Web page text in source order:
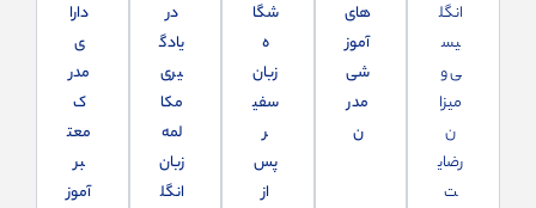
انگل
یس
ی و
میزا
ن
رضای
ت
های
آموز
شی
مدر
ن
شگا
ه
زبان
سفی
ر
پس
از
در
یادگ
یری
مکا
لمه
زبان
انگل
دارا
ی
مدر
ک
معت
بر
آموز